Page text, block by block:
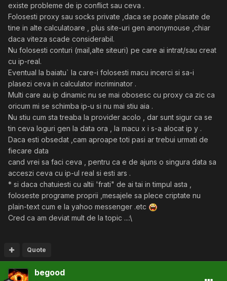
existe probleme de ip conflict sau ceva .
Folosesti proxy sau socks private ,daca se poate plasate de
tine in alte calculatoare , plus site-uri gen anonymouse ,chiar
daca viteza scade considerabil.
Nu folosesti conturi (mail,alte siteuri) pe care ai intrat/sau creat
cu ip-real.
Eventual la baiatu` la care-i folosesti macu incerci si sa-i
plasezi ceva in calculator incriminator .
Multi care au ip dinamic nu se mai obosesc cu proxy ca zic ca
oricum mi se schimba ip-u si nu mai stiu aia .
Nu stiu cum sta treaba la provider acolo , dar sunt sigur ca se
tin ceva loguri gen la data ora , la macu x i s-a alocat ip y .
Daca esti obsedat ,cam aproape toti pasi ar trebui urmati de
fiecare data
cand vrei sa faci ceva , pentru ca e de ajuns o singura data sa
acceszi ceva cu ip-ul real si esti ars .
* si daca chatuiesti cu altii 'frati" de ai tai in timpul asta ,
foloseste programe proprii ,mesajele sa plece criptate nu
plain-text cum e la yahoo messenger .etc
Cred ca am deviat mult de la topic ...:\
Quote
begood